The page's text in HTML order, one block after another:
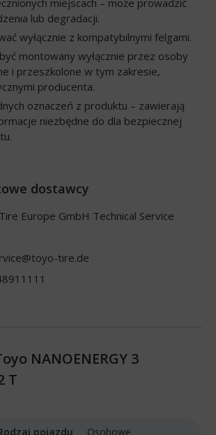
lub degradacji.
wyłącznie z kompatybilnymi felgami.
montowany wyłącznie przez osoby
i przeszkolone w tym zakresie,
producenta.
oznaczeń z produktu – zawierają
niezbędne do dla bezpiecznej
dostawcy
Europe GmbH Technical Service
tire.de
NANOENERGY 3
T
pojazdu Osobowe